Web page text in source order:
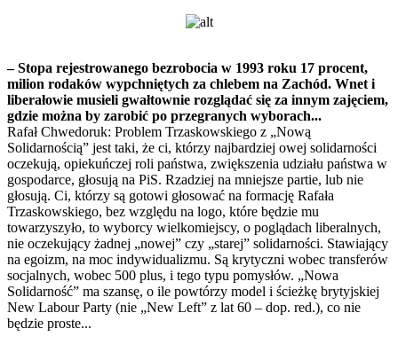
– Stopa rejestrowanego bezrobocia w 1993 roku 17 procent,
milion rodaków wypchniętych za chlebem na Zachód. Wnet i
liberałowie musieli gwałtownie rozglądać się za innym zajęciem,
gdzie można by zarobić po przegranych wyborach...
Rafał Chwedoruk: Problem Trzaskowskiego z „Nową
Solidarnością” jest taki, że ci, którzy najbardziej owej solidarności
oczekują, opiekuńczej roli państwa, zwiększenia udziału państwa w
gospodarce, głosują na PiS. Rzadziej na mniejsze partie, lub nie
głosują. Ci, którzy są gotowi głosować na formację Rafała
Trzaskowskiego, bez względu na logo, które będzie mu
towarzyszyło, to wyborcy wielkomiejscy, o poglądach liberalnych,
nie oczekujący żadnej „nowej” czy „starej” solidarności. Stawiający
na egoizm, na moc indywidualizmu. Są krytyczni wobec transferów
socjalnych, wobec 500 plus, i tego typu pomysłów. „Nowa
Solidarność” ma szansę, o ile powtórzy model i ścieżkę brytyjskiej
New Labour Party (nie „New Left” z lat 60 – dop. red.), co nie
będzie proste...